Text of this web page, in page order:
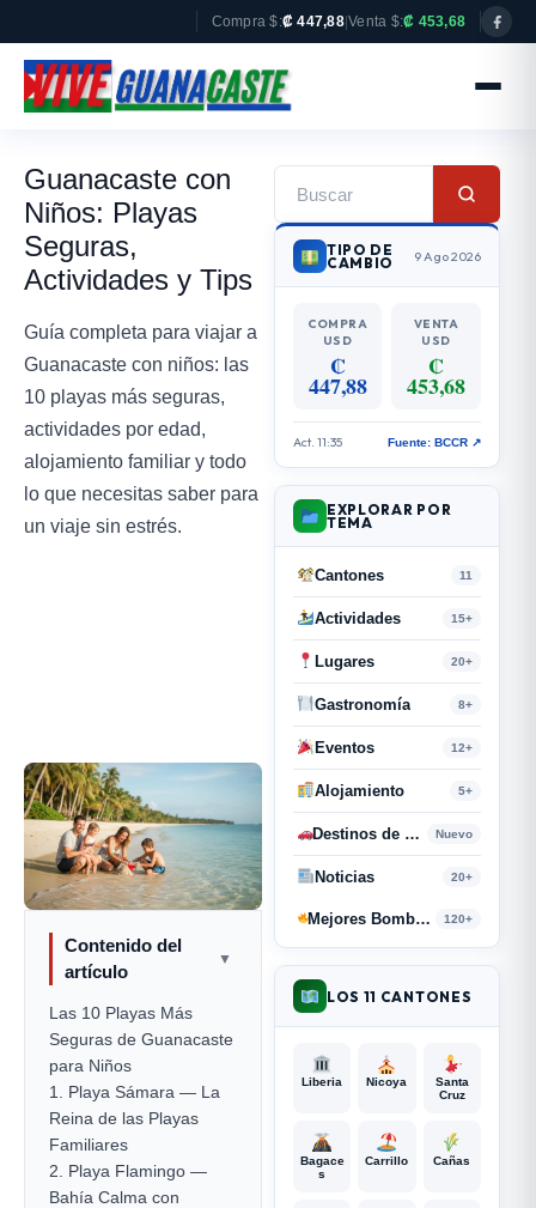
Compra $:₡ 447,88| Venta $:₡ 453,68
Guanacaste con
Niños: Playas
Seguras,
Actividades y Tips
Guía completa para viajar a
Guanacaste con niños: las
10 playas más seguras,
actividades por edad,
alojamiento familiar y todo
lo que necesitas saber para
un viaje sin estrés.
Contenido del
artículo
▼
Las 10 Playas Más
Seguras de Guanacaste
para Niños
1. Playa Sámara — La
Reina de las Playas
Familiares
2. Playa Flamingo —
Bahía Calma con
TIPO DE
CAMBIO 9 Ago 2026
COMPRA
USD
₡
447,88
VENTA
USD
₡
453,68
Act. 11:35 Fuente: BCCR ↗
EXPLORAR POR
TEMA
Cantones 11
Actividades 15+
Lugares 20+
Gastronomía 8+
Eventos 12+
Alojamiento 5+
Destinos de Paso Nuevo
Noticias 20+
Mejores Bombas y Retahílas 120+
LOS 11 CANTONES
Liberia Nicoya
Santa
Cruz
Bagace
s
Carrillo Cañas